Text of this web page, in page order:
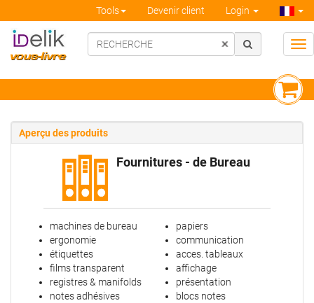
Tools Devenir client Login
Aperçu des produits
Fournitures - de Bureau
machines de bureau
ergonomie
étiquettes
films transparent
registres & manifolds
notes adhésives
papiers
communication
acces. tableaux
affichage
présentation
blocs notes